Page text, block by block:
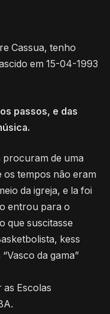
Cassua, tenho
em 15-04-1993
passos, e das
procuram de uma
os tempos não eram
da igreja, e la foi
entrou para o
que suscitasse
kess
da gama”
as Escolas